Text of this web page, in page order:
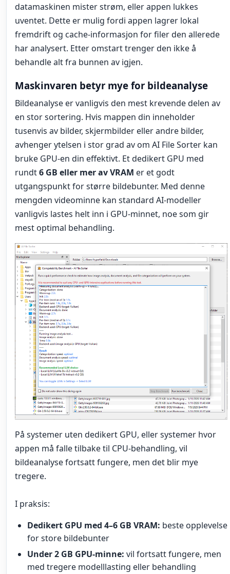
datamaskinen mister strøm, eller appen lukkes
uventet. Dette er mulig fordi appen lagrer lokal
fremdrift og cache-informasjon for filer den allerede
har analysert. Etter omstart trenger den ikke å
behandle alt fra bunnen av igjen.
Maskinvaren betyr mye for bildeanalyse
Bildeanalyse er vanligvis den mest krevende delen av
en stor sortering. Hvis mappen din inneholder
tusenvis av bilder, skjermbilder eller andre bilder,
avhenger ytelsen i stor grad av om AI File Sorter kan
bruke GPU-en din effektivt. Et dedikert GPU med
rundt6 GB eller mer av VRAM er et godt
utgangspunkt for større bildebunter. Med denne
mengden videominne kan standard AI-modeller
vanligvis lastes helt inn i GPU-minnet, noe som gir
mest optimal behandling.
På systemer uten dedikert GPU, eller systemer hvor
appen må falle tilbake til CPU-behandling, vil
bildeanalyse fortsatt fungere, men det blir mye
tregere.
I praksis:
Dedikert GPU med 4–6 GB VRAM: beste opplevelse
for store bildebunter
Under 2 GB GPU-minne: vil fortsatt fungere, men
med tregere modelllasting eller behandling